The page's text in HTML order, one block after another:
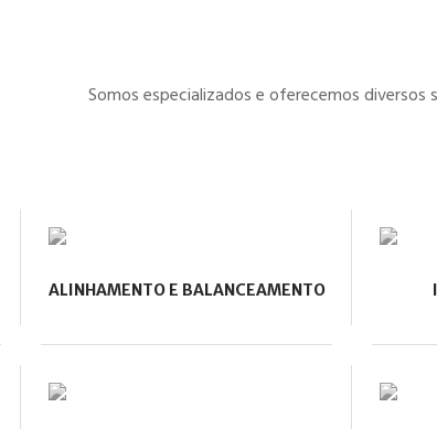
Somos especializados e oferecemos diversos
ALINHAMENTO E BALANCEAMENTO